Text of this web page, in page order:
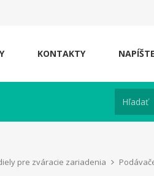
KONTAKTY
pre zváracie zariadenia